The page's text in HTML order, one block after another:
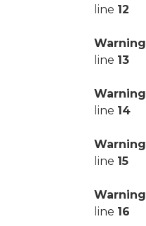
line 12
Warning
line 13
Warning
line 14
Warning
line 15
Warning
line 16